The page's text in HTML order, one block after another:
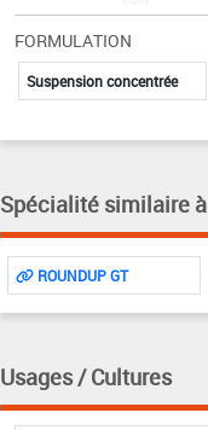
FORMULATION
Suspension concentrée
Spécialité similaire à
ROUNDUP GT
Usages / Cultures